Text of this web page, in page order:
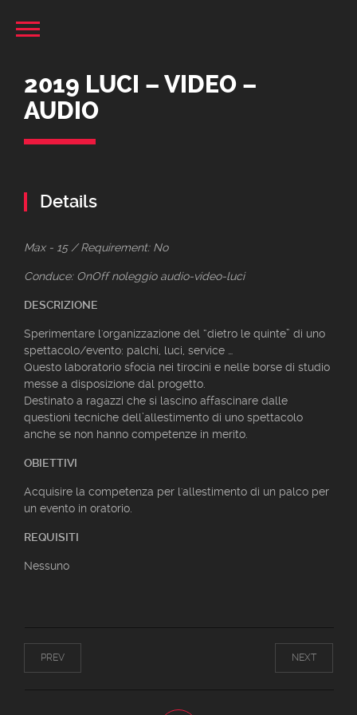
2019 LUCI – VIDEO –
AUDIO
Details
Max - 15 / Requirement: No
Conduce: OnOff noleggio audio-video-luci
DESCRIZIONE
Sperimentare l'organizzazione del “dietro le quinte” di uno
spettacolo/evento: palchi, luci, service …
Questo laboratorio sfocia nei tirocini e nelle borse di studio
messe a disposizione dal progetto.
Destinato a ragazzi che si lascino affascinare dalle
questioni tecniche dell’allestimento di uno spettacolo
anche se non hanno competenze in merito.
OBIETTIVI
Acquisire la competenza per l'allestimento di un palco per
un evento in oratorio.
REQUISITI
Nessuno
PREV NEXT